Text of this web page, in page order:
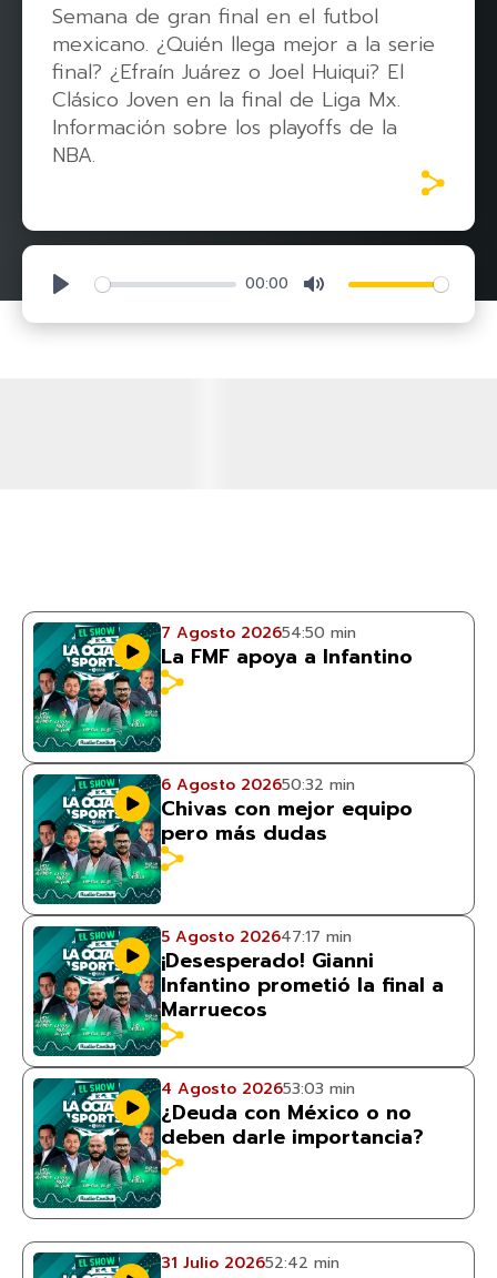
Semana de gran final en el futbol
mexicano. ¿Quién llega mejor a la serie
final? ¿Efraín Juárez o Joel Huiqui? El
Clásico Joven en la final de Liga Mx.
Información sobre los playoffs de la
NBA.
Play 00:00 Mute
7 Agosto 202654:50 min
La FMF apoya a Infantino
6 Agosto 202650:32 min
Chivas con mejor equipo
pero más dudas
5 Agosto 202647:17 min
¡Desesperado! Gianni
Infantino prometió la final a
Marruecos
4 Agosto 202653:03 min
¿Deuda con México o no
deben darle importancia?
31 Julio 202652:42 min